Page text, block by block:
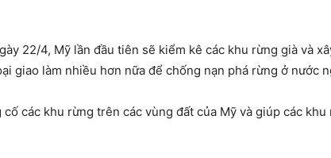
22/4, Mỹ lần đầu tiên sẽ kiểm kê các khu rừng già và
giao làm nhiều hơn nữa để chống nạn phá rừng ở nước
các khu rừng trên các vùng đất của Mỹ và giúp các